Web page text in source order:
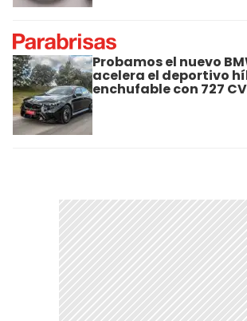
Probamos el nuevo
acelera el deportivo
enchufable con 727